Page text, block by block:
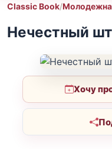
Classic Book/
Нечестный
Хочу